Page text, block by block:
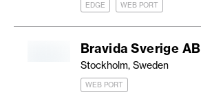
EDGE WEB PORT
Bravida Sverige AB
Stockholm, Sweden
WEB PORT